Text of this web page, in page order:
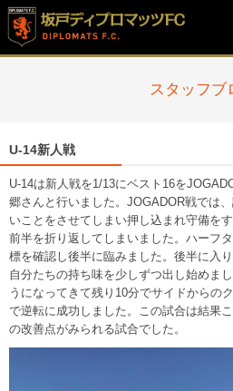
スタッフブ
U-14新人戦
U-14は新人戦を1/13にベスト16を
郷さんと行いました。JOGADOR戦では
いことをさせてしまい押し込まれ守備を
前半を折り返してしまいました。ハーフ
標を確認し後半に臨みました。後半に入
自分たちの持ち味を少しずつ出し始めま
うになってきて残り10分でサイドからの
で逆転に成功しました。この試合は結果
の改善点がみられる試合でした。